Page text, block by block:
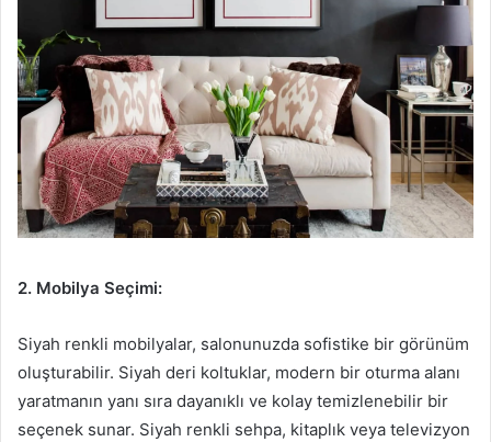
2. Mobilya Seçimi:
Siyah renkli mobilyalar, salonunuzda sofistike bir görünüm
oluşturabilir. Siyah deri koltuklar, modern bir oturma alanı
yaratmanın yanı sıra dayanıklı ve kolay temizlenebilir bir
seçenek sunar. Siyah renkli sehpa, kitaplık veya televizyon